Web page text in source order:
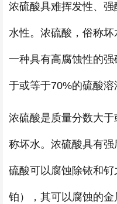
浓硫酸具难挥发性、
水性。浓硫酸，俗称坏
一种具有高腐蚀性的
于或等于70%的硫酸溶
浓硫酸是质量分数大
称坏水。浓硫酸具有
硫酸可以腐蚀除铱和
铂），其可以腐蚀的